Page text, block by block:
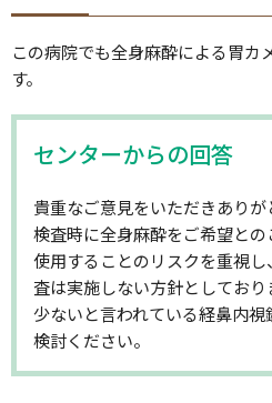
この病院でも全身麻酔による胃カ
す。
センターからの回答
貴重なご意見をいただきあり
検査時に全身麻酔をご希望と
使用することのリスクを重視
査は実施しない方針としてお
少ないと言われている経鼻内
検討ください。